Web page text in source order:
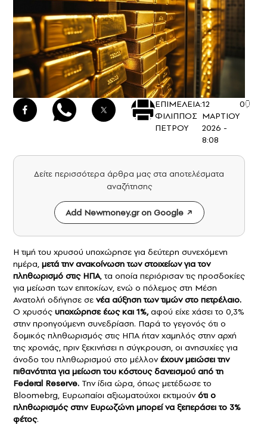
ΕΠΙΜΕΛΕΙΑ:
ΦΙΛΙΠΠΟΣ
ΠΕΤΡΟΥ
12
ΜΑΡΤΙΟΥ
2026 -
8:08
0
Δείτε περισσότερα άρθρα μας στα αποτελέσματα
αναζήτησης
Add Newmoney.gr on Google
Η τιμή του χρυσού υποχώρησε για δεύτερη συνεχόμενη
ημέρα, μετά τηνανακοίνωση των στοιχείων για τον
πληθωρισμό στις ΗΠΑ, τα οποία περιόρισαν τις προσδοκίες
για μείωση των επιτοκίων, ενώ ο πόλεμος στη Μέση
Ανατολή οδήγησε σε νέα αύξηση των τιμών στο πετρέλαιο.
Ο χρυσός υποχώρησε έως και 1%,αφού είχε χάσει το 0,3%
στην προηγούμενη συνεδρίαση. Παρά το γεγονός ότι ο
δομικός πληθωρισμός στις ΗΠΑ ήταν χαμηλός στην αρχή
της χρονιάς, πριν ξεκινήσει η σύγκρουση, οι ανησυχίες για
άνοδο του πληθωρισμού στο μέλλονέχουν μειώσει την
πιθανότητα για μείωση του κόστους δανεισμού από τη
Federal Reserve. Την ίδια ώρα, όπως μετέδωσε το
Bloomebrg, Ευρωπαίοι αξιωματούχοι εκτιμούνότι ο
πληθωρισμός στην Ευρωζώνη μπορεί να ξεπεράσει το 3%
φέτος.